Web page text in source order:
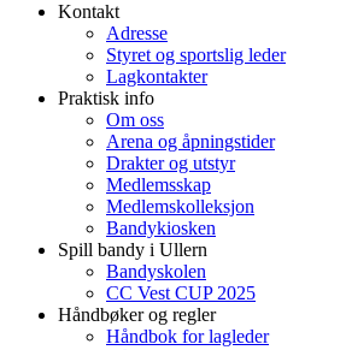
Kontakt
Adresse
Styret og sportslig leder
Lagkontakter
Praktisk info
Om oss
Arena og åpningstider
Drakter og utstyr
Medlemsskap
Medlemskolleksjon
Bandykiosken
Spill bandy i Ullern
Bandyskolen
CC Vest CUP 2025
Håndbøker og regler
Håndbok for lagleder